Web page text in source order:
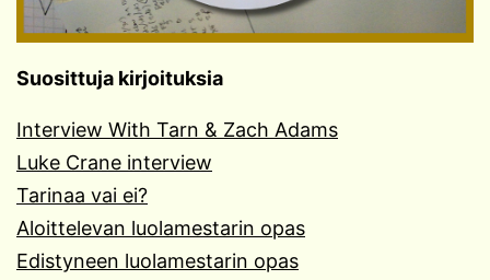
Suosittuja kirjoituksia
Interview With Tarn & Zach Adams
Luke Crane interview
Tarinaa vai ei?
Aloittelevan luolamestarin opas
Edistyneen luolamestarin opas